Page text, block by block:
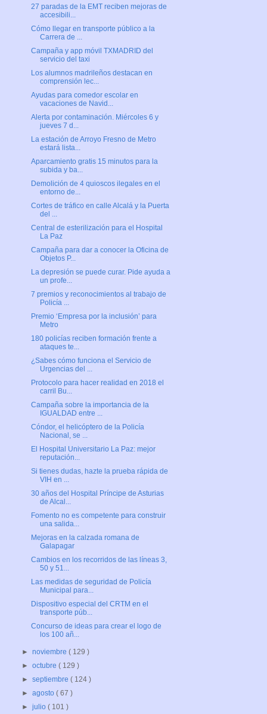
27 paradas de la EMT reciben mejoras de
accesibili...
Cómo llegar en transporte público a la
Carrera de ...
Campaña y app móvil TXMADRID del
servicio del taxi
Los alumnos madrileños destacan en
comprensión lec...
Ayudas para comedor escolar en
vacaciones de Navid...
Alerta por contaminación. Miércoles 6 y
jueves 7 d...
La estación de Arroyo Fresno de Metro
estará lista...
Aparcamiento gratis 15 minutos para la
subida y ba...
Demolición de 4 quioscos ilegales en el
entorno de...
Cortes de tráfico en calle Alcalá y la Puerta
del ...
Central de esterilización para el Hospital
La Paz
Campaña para dar a conocer la Oficina de
Objetos P...
La depresión se puede curar. Pide ayuda a
un profe...
7 premios y reconocimientos al trabajo de
Policía ...
Premio ‘Empresa por la inclusión’ para
Metro
180 policías reciben formación frente a
ataques te...
¿Sabes cómo funciona el Servicio de
Urgencias del ...
Protocolo para hacer realidad en 2018 el
carril Bu...
Campaña sobre la importancia de la
IGUALDAD entre ...
Cóndor, el helicóptero de la Policía
Nacional, se ...
El Hospital Universitario La Paz: mejor
reputación...
Si tienes dudas, hazte la prueba rápida de
VIH en ...
30 años del Hospital Príncipe de Asturias
de Alcal...
Fomento no es competente para construir
una salida...
Mejoras en la calzada romana de
Galapagar
Cambios en los recorridos de las líneas 3,
50 y 51...
Las medidas de seguridad de Policía
Municipal para...
Dispositivo especial del CRTM en el
transporte púb...
Concurso de ideas para crear el logo de
los 100 añ...
►noviembre( 129 )
►octubre( 129 )
►septiembre( 124 )
►agosto( 67 )
►julio( 101 )